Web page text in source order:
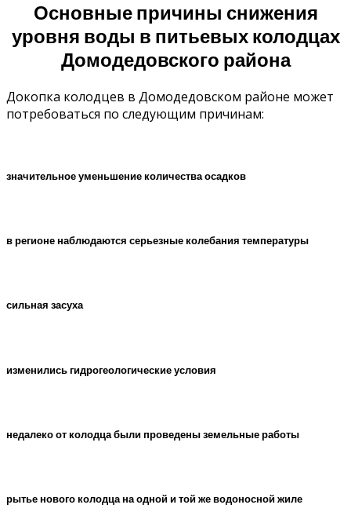
Основные причины снижения
уровня воды в питьевых колодцах
Домодедовского района
Докопка колодцев в Домодедовском районе может
потребоваться по следующим причинам:
значительное уменьшение количества осадков
в регионе наблюдаются серьезные колебания температуры
сильная засуха
изменились гидрогеологические условия
недалеко от колодца были проведены земельные работы
рытье нового колодца на одной и той же водоносной жиле